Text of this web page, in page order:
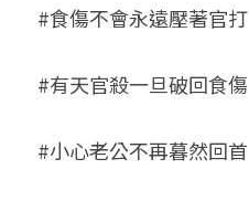
#食傷不會永遠壓著官打
#有天官殺一旦破回食傷
#小心老公不再暮然回首